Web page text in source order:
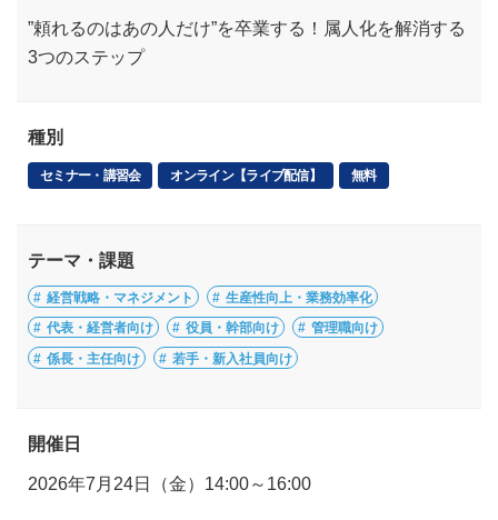
”頼れるのはあの人だけ”を卒業する！属人化を解消する
3つのステップ
種別
セミナー・講習会 オンライン【ライブ配信】 無料
テーマ・課題
経営戦略・マネジメント 生産性向上・業務効率化
代表・経営者向け 役員・幹部向け 管理職向け
係長・主任向け 若手・新入社員向け
開催日
2026年7月24日（金）14:00～16:00